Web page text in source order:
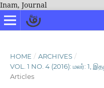
Inam, Journal
HOME / ARCHIVES /
VOL. 1 NO. 4 (2016): மலர்: 1,
Articles